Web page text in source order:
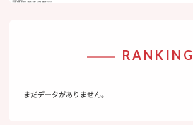
RANKING
まだデータがありません。